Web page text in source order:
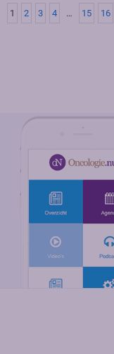
1 2 3 4 … 15 16